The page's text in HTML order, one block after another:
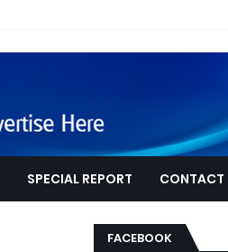
SPECIAL REPORT CONTACT
FACEBOOK